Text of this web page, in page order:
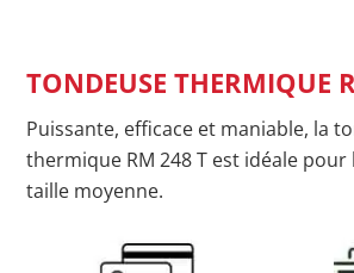
TONDEUSE THERMIQUE
Puissante, efficace et maniable, la
thermique RM 248 T est idéale pour
taille moyenne.